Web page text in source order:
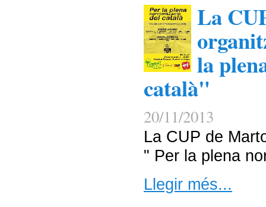
La
la
català"
20/11/2013
La CUP de
" Per la plena
Llegir més...